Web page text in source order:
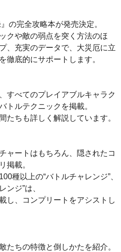
の完全攻略本が発売決定。
クや敵の弱点を突く方法のほ
、充実のデータで、大災厄に立
徹底的にサポートします。
すべてのプレイアブルキャラク
トルテクニックを掲載。
たちも詳しく解説しています。
ャートはもちろん、隠されたコ
掲載。
種以上の“バトルチャレンジ”、
ンジ”は、
し、コンプリートをアシストし
たちの特徴と倒しかたを紹介。